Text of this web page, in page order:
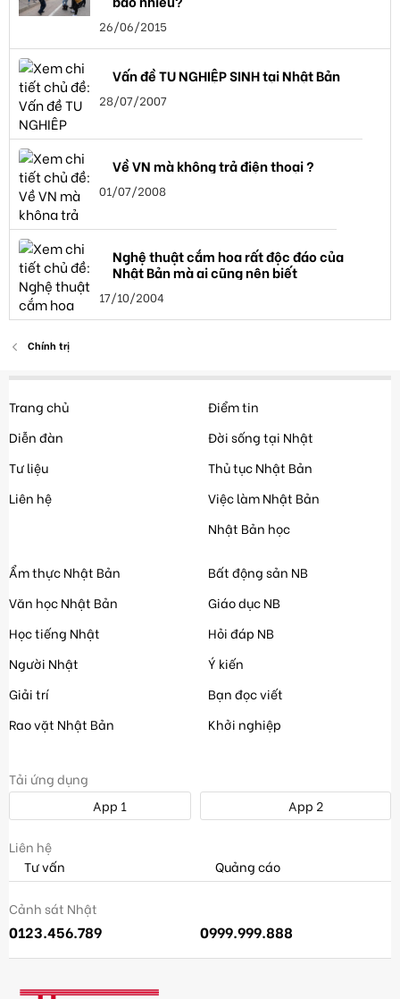
26/06/2015
Vấn đề TU NGHIỆP SINH tại Nhật Bản
28/07/2007
Về VN mà không trả điện thoại ?
01/07/2008
Nghệ thuật cắm hoa rất độc đáo của
Nhật Bản mà ai cũng nên biết
17/10/2004
Chính trị
Trang chủ
Diễn đàn
Tư liệu
Liên hệ
Điểm tin
Đời sống tại Nhật
Thủ tục Nhật Bản
Việc làm Nhật Bản
Nhật Bản học
Ẩm thực Nhật Bản
Văn học Nhật Bản
Học tiếng Nhật
Người Nhật
Giải trí
Rao vặt Nhật Bản
Bất động sản NB
Giáo dục NB
Hỏi đáp NB
Ý kiến
Bạn đọc viết
Khởi nghiệp
Tải ứng dụng
App 1
App 2
Liên hệ
Tư vấn
Quảng cáo
Cảnh sát Nhật
0123.456.789 0999.999.888